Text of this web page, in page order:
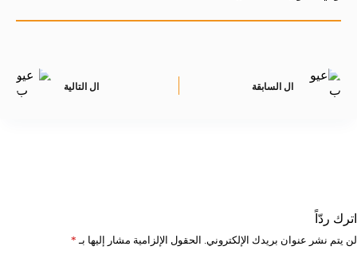
ال السابقة ال التالية
اترك ردّاً
لن يتم نشر عنوان بريدك الإلكتروني. الحقول الإلزامية مشار إليها بـ *